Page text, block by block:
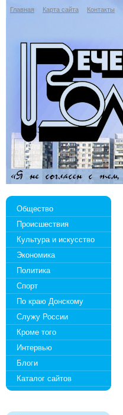
Главная Карта сайта Контакты
Общество
Происшествия
Культура и искусство
Экономика
Политика
Спорт
По краю Донскому
Служу России
Кроме того
Интервью
Блоги
Каталог сайтов